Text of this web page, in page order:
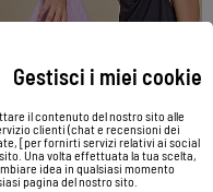
Gestisci i miei cookie
il contenuto del nostro sito alle
clienti (chat e recensioni dei
[per fornirti servizi relativi ai social
Una volta effettuata la tua scelta,
idea in qualsiasi momento
pagina del nostro sito.